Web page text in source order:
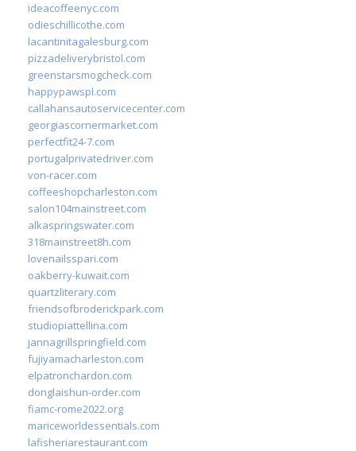
ideacoffeenyc.com
odieschillicothe.com
lacantinitagalesburg.com
pizzadeliverybristol.com
greenstarsmogcheck.com
happypawspl.com
callahansautoservicecenter.com
georgiascornermarket.com
perfectfit24-7.com
portugalprivatedriver.com
von-racer.com
coffeeshopcharleston.com
salon104mainstreet.com
alkaspringswater.com
318mainstreet8h.com
lovenailsspari.com
oakberry-kuwait.com
quartzliterary.com
friendsofbroderickpark.com
studiopiattellina.com
jannagrillspringfield.com
fujiyamacharleston.com
elpatronchardon.com
donglaishun-order.com
fiamc-rome2022.org
mariceworldessentials.com
lafisheriarestaurant.com